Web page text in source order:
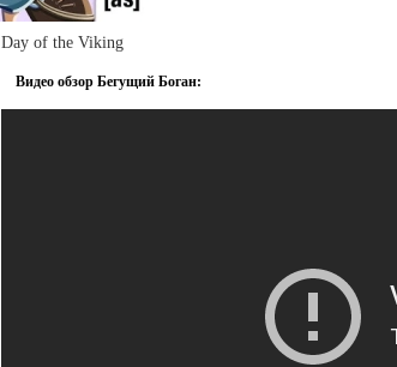
Day of the Viking
Видео обзор Бегущий Боган: